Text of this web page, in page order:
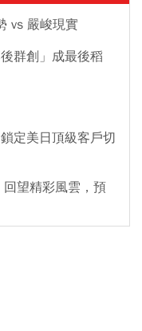
vs 嚴峻現實
群創」成最後稻
定美日頂級客戶切
望精彩風雲，預